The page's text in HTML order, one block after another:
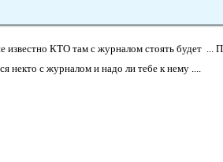
известно КТО там с журналом стоять будет ...
некто с журналом и надо ли тебе к нему ....